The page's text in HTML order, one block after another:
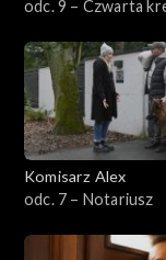
Sezon 14
Sezon 13
Sezon 12
odc. 9 – Czwarta
Komisarz Alex
odc. 7 – Notariusz